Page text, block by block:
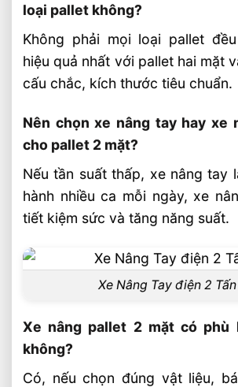
loại pallet không?
Không phải mọi loại pallet
hiệu quả nhất với pallet hai mặt
cấu chắc, kích thước tiêu chuẩn.
Nên chọn xe nâng tay hay xe
cho pallet 2 mặt?
Nếu tần suất thấp, xe nâng tay
hành nhiều ca mỗi ngày, xe
tiết kiệm sức và tăng năng suất.
Xe Nâng Tay điện 2 Tấn
Xe nâng pallet 2 mặt có phù
không?
Có, nếu chọn đúng vật liệu,